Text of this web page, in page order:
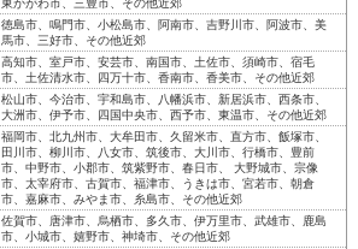
徳島市、鳴門市、小松島市、阿南市、吉野川市、阿波市、美
馬市、三好市、その他近郊
高知市、室戸市、安芸市、南国市、土佐市、須崎市、宿毛
市、土佐清水市、四万十市、香南市、香美市、その他近郊
松山市、今治市、宇和島市、八幡浜市、新居浜市、西条市、
大洲市、伊予市、四国中央市、西予市、東温市、その他近郊
福岡市、北九州市、大牟田市、久留米市、直方市、飯塚市、
田川市、柳川市、八女市、筑後市、大川市、行橋市、豊前
市、中野市、小郡市、筑紫野市、春日市、 大野城市、宗像
市、太宰府市、古賀市、福津市、うきは市、宮若市、朝倉
市、嘉麻市、みやま市、糸島市、その他近郊
佐賀市、唐津市、烏栖市、多久市、伊万里市、武雄市、鹿島
市、小城市、嬉野市、神埼市、その他近郊